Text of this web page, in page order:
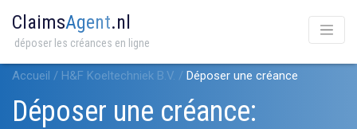
ClaimsAgent.nl
déposer les créances en ligne
Accueil / H&F Koeltechniek B.V. / Déposer une créance
Déposer une créance: